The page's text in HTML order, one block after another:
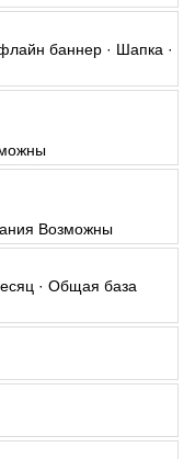
баннер · Шапка ·
Возможны
· Общая база